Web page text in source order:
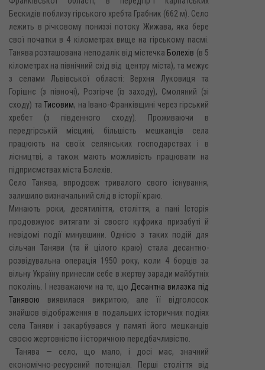
Бескидів поблизу гірського хребта Грабник (662 м). Село
лежить в річковому пониззі потоку Жижава, яка бере
свої початки в 4 кілометрах вище на гірському пасмі.
Танява розташована неподалік від містечка Болехів (в 5
кілометрах на північний схід від центру міста), та межує
з селами Львівської області: Верхня Луковиця та
Горішнє (з півночі), Розгірче (із заходу), Смоляний (зі
сходу) та Тисовим, на Івано-Франківщині через гірський
хребет (з південного сходу). Проживаючи в
передгірській місцині, більшість мешканців села
працюють на своїх селянських господарствах і в
лісництві, а також мають можливість працювати на
підприємствах міста Болехів.
Село Танява, впродовж тривалого свого існування,
залишило визначальний слід в історії краю.
Минають роки, десятиліття, століття, а пані Історія
продовжуює витягати зі своєго куфрика призабуті й
невідомі події минувшини. Однією з таких подій для
сільчан Таняви (та й цілого краю) стала десантно-
розвідувальна операція 1950 року, коли 4 борців за
вільну Україну принесли себе в жертву заради майбутніх
поколінь. І незважаючи на те, що Десантна вилазка під
Танявою виявилася викритою, але її відголосок
знайшов відображення в подальших історичних подіях
села Таняви і закарбувався у памяті його мешканців
своєю жертовністю і історичною передбачливістю.
Танява — село, що мало, і досі має, значний
економічно-ресурсний потенціал. Перші століття від